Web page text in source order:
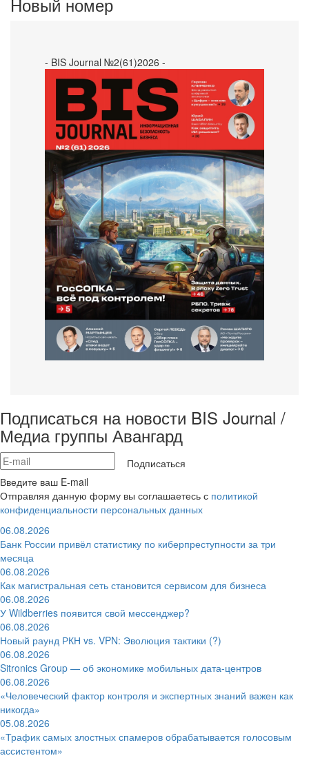
- BIS Journal №2(61)2026 -
Подписаться на новости BIS Journal /
Медиа группы Авангард
Подписаться
Введите ваш E-mail
Отправляя данную форму вы соглашаетесь с политикой
конфиденциальности персональных данных
06.08.2026
Банк России привёл статистику по киберпреступности за три
месяца
06.08.2026
Как магистральная сеть становится сервисом для бизнеса
06.08.2026
У Wildberries появится свой мессенджер?
06.08.2026
Новый раунд РКН vs. VPN: Эволюция тактики (?)
06.08.2026
Sitronics Group — об экономике мобильных дата-центров
06.08.2026
«Человеческий фактор контроля и экспертных знаний важен как
никогда»
05.08.2026
«Трафик самых злостных спамеров обрабатывается голосовым
ассистентом»